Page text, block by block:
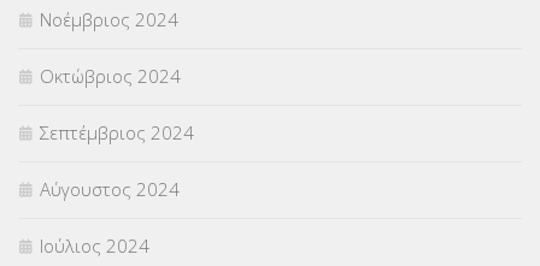
Νοέμβριος 2024
Οκτώβριος 2024
Σεπτέμβριος 2024
Αύγουστος 2024
Ιούλιος 2024